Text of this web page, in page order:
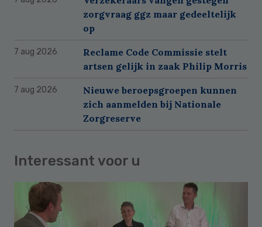
zorgvraag ggz maar gedeeltelijk
op
7 aug 2026
Reclame Code Commissie stelt
artsen gelijk in zaak Philip Morris
7 aug 2026
Nieuwe beroepsgroepen kunnen
zich aanmelden bij Nationale
Zorgreserve
Interessant voor u